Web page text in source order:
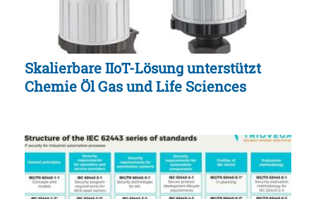
Skalierbare IIoT-Lösung unterstützt
Chemie Öl Gas und Life Sciences